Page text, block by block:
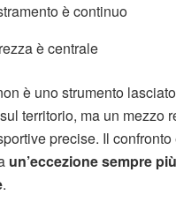
è continuo
è centrale
è uno strumento
territorio, ma un mezzo
precise. Il
un’eccezione sempre
.